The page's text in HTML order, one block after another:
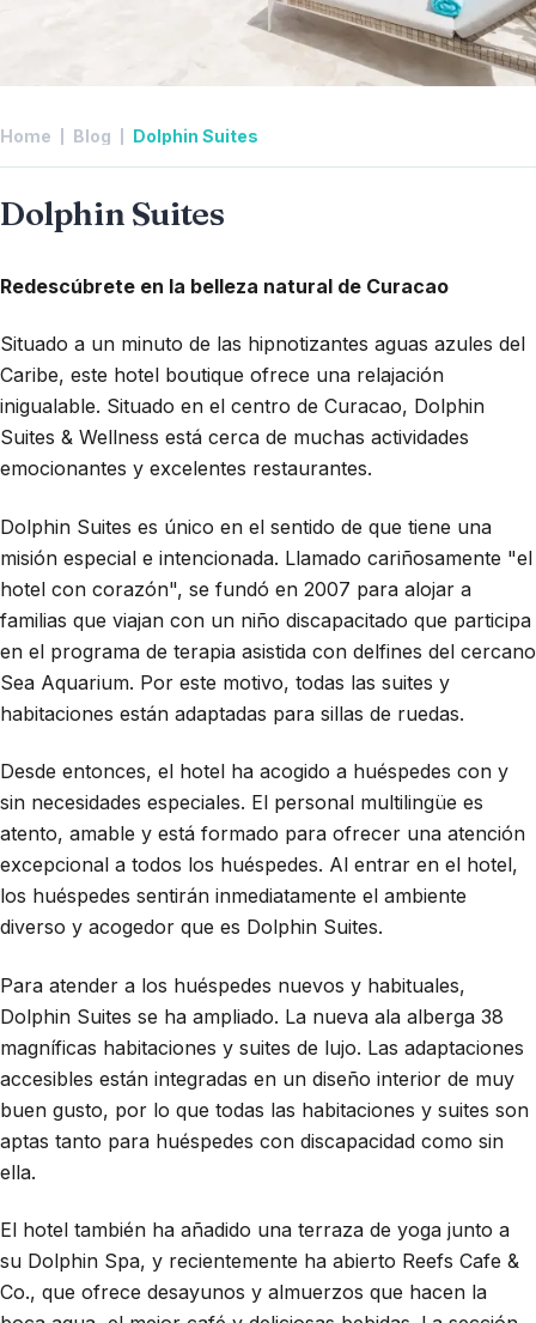
Home Blog Dolphin Suites
Dolphin Suites
Redescúbrete en la belleza natural de Curacao
Situado a un minuto de las hipnotizantes aguas azules del
Caribe, este hotel boutique ofrece una relajación
inigualable. Situado en el centro de Curacao, Dolphin
Suites & Wellness está cerca de muchas actividades
emocionantes y excelentes restaurantes.
Dolphin Suites es único en el sentido de que tiene una
misión especial e intencionada. Llamado cariñosamente "el
hotel con corazón", se fundó en 2007 para alojar a
familias que viajan con un niño discapacitado que participa
en el programa de terapia asistida con delfines del cercano
Sea Aquarium. Por este motivo, todas las suites y
habitaciones están adaptadas para sillas de ruedas.
Desde entonces, el hotel ha acogido a huéspedes con y
sin necesidades especiales. El personal multilingüe es
atento, amable y está formado para ofrecer una atención
excepcional a todos los huéspedes. Al entrar en el hotel,
los huéspedes sentirán inmediatamente el ambiente
diverso y acogedor que es Dolphin Suites.
Para atender a los huéspedes nuevos y habituales,
Dolphin Suites se ha ampliado. La nueva ala alberga 38
magníficas habitaciones y suites de lujo. Las adaptaciones
accesibles están integradas en un diseño interior de muy
buen gusto, por lo que todas las habitaciones y suites son
aptas tanto para huéspedes con discapacidad como sin
ella.
El hotel también ha añadido una terraza de yoga junto a
su Dolphin Spa, y recientemente ha abierto Reefs Cafe &
Co., que ofrece desayunos y almuerzos que hacen la